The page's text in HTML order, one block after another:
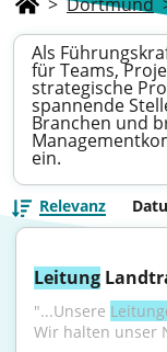
Als
für Teams,
strategische
spannende
Branchen und
ein.
Relevanz
Leitung
"...Unsere
Wir halten unser